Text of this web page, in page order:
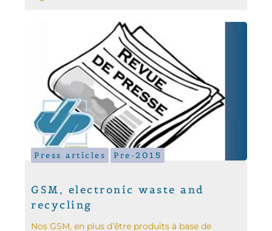
Press articles Pre-2015
GSM, electronic waste and
recycling
Nos GSM, en plus d’être produits à base de